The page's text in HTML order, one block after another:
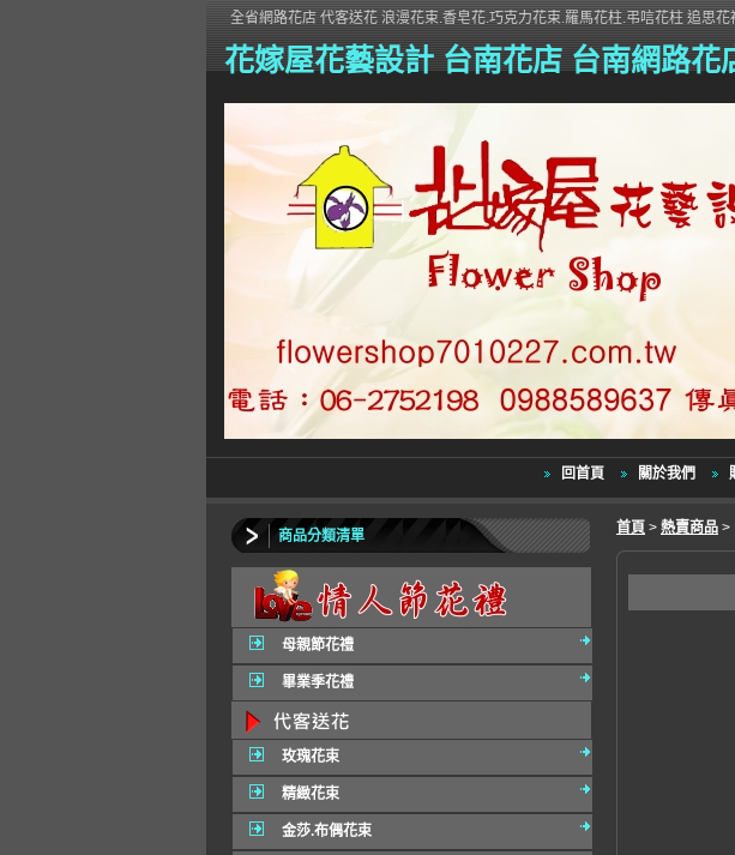
花嫁屋花藝設計 台南花店 台南網路花
全省網路花店 代客送花 浪漫花束.香皂花.巧克力花束.羅馬花柱.弔唁花柱 追思
回首頁 關於我們
商品分類清單
母親節花禮
畢業季花禮
玫瑰花束
精緻花束
金莎.布偶花束
首頁 > 熱賣商品 >